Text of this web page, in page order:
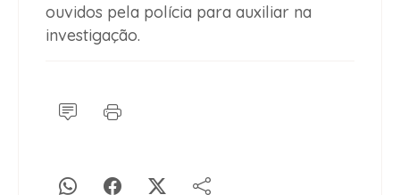
ouvidos pela polícia para auxiliar na
investigação.